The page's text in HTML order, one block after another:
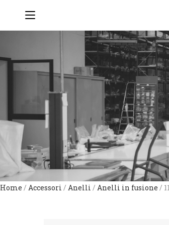
Home / Accessori / Anelli / Anelli in fusione /